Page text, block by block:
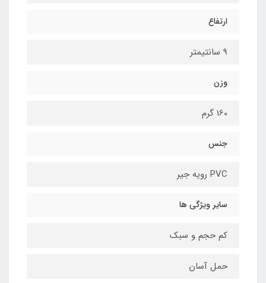
ارتفاع
9 سانتیمتر
وزن
160 گرم
جنس
PVC رویه جیر
سایر ویژگی ها
کم حجم و سبک
حمل آسان